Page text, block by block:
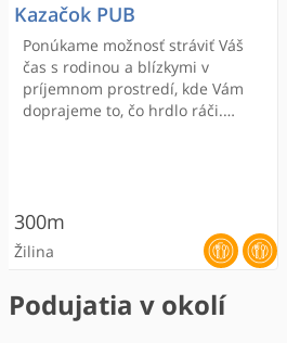
Kazačok PUB
Ponúkame možnosť stráviť Váš
čas s rodinou a blízkymi v
príjemnom prostredí, kde Vám
doprajeme to, čo hrdlo ráči.
300m
Žilina
Podujatia v okolí